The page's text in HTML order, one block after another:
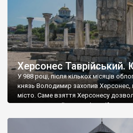
Херсонес
У 988 році, після кількох місяців
князь Володимир захопив Херсонес,
місто. Саме взяття Херсонесу
диктувати свої умови
Херсонесі Володимир-язичник, став